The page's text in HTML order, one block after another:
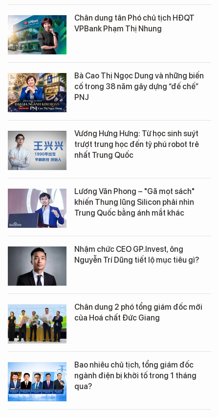
Chân dung tân Phó chủ tịch HĐQT
VPBank Phạm Thị Nhung
Bà Cao Thị Ngọc Dung và những biến
cố trong 38 năm gây dựng “đế chế”
PNJ
Vương Hưng Hưng: Từ học sinh suýt
trượt trung học đến tỷ phú robot trẻ
nhất Trung Quốc
Lương Văn Phong – "Gã mọt sách"
khiến Thung lũng Silicon phải nhìn
Trung Quốc bằng ánh mắt khác
Nhậm chức CEO GP.Invest, ông
Nguyễn Trí Dũng tiết lộ mục tiêu gì?
Chân dung 2 phó tổng giám đốc mới
của Hoá chất Đức Giang
Bao nhiêu chủ tịch, tổng giám đốc
ngành điện bị khởi tố trong 1 tháng
qua?